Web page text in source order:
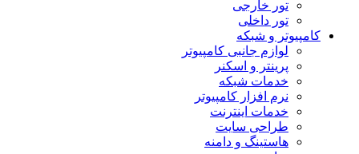
تور خارجی
تور داخلی
کامپیوتر و شبکه
لوازم جانبی کامپیوتر
پرینتر و اسکنر
خدمات شبکه
نرم افزار کامپیوتر
خدمات اینترنت
طراحی سایت
هاستینگ و دامنه